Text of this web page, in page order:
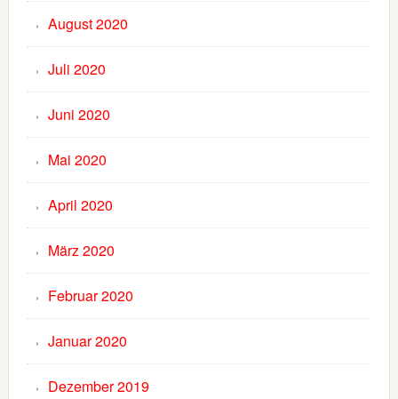
August 2020
Juli 2020
Juni 2020
Mai 2020
April 2020
März 2020
Februar 2020
Januar 2020
Dezember 2019